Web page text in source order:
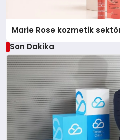
Marie Rose kozmetik
Son Dakika